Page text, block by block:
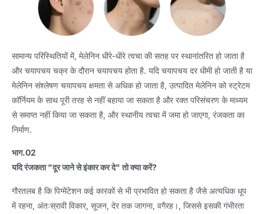
सामान्य परिस्थितियों में, मेलेनिन धीरे-धीरे त्वचा की सतह पर स्थानांतरित हो जाता है
और चयापचय चक्र के दौरान चयापचय होता है. यदि चयापचय दर धीमी हो जाती है या
मेलेनिन संश्लेषण चयापचय क्षमता से अधिक हो जाता है, उत्पादित मेलेनिन को स्ट्रेटम
कॉर्नियम के साथ पूरी तरह से नहीं बहाया जा सकता है और रक्त परिसंचरण के माध्यम
से समाप्त नहीं किया जा सकता है, और स्थानीय त्वचा में जमा हो जाएगा, रंजकता का
निर्माण.
भाग.02
यदि रंजकता "दूर जाने से इंकार कर दे" तो क्या करें?
गौरतलब है कि पिग्मेंटेशन कई कारकों से भी प्रभावित हो सकता है जैसे अत्यधिक धूप
में रहना, अंतःस्रावी विकार, सूजन, देर तक जागना, वगैरह।, जिससे इसकी गंभीरता